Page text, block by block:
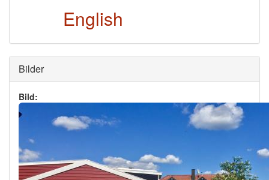
English
Ausblenden
Bilder
Bild: